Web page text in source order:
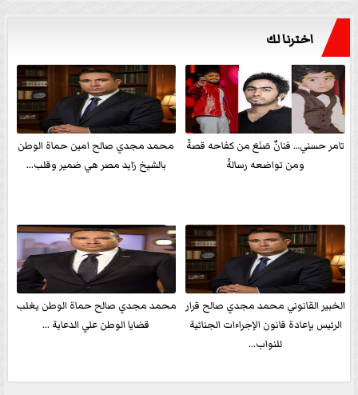
اخترنا لك
تامر حسني… فنانٌ صَنَعَ من كفاحه قصةً
ومن تواضعه رسالةً
محمد مجدي صالح امين حماة الوطن
بالشيخ زايد مصر هي ضمير وقلب...
الخبير القانوني محمد مجدي صالح قرار
الرئيس بإعادة قانون الإجراءات الجنائية
للنواب...
محمد مجدي صالح حماة الوطن يغلب
قضايا الوطن علي الدعاية ...